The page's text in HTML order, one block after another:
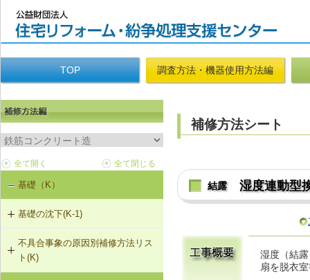
TOP 調査方法・機器使用方法編
基礎（K）
基礎の沈下(K-1)
K-1-702 耐圧版工法
K-1-703 グラウト注入工法
不具合事象の原因別補修方法リス
ト(K)
補修方法シート
結露 湿度連動型
湿度（結
扇を脱衣